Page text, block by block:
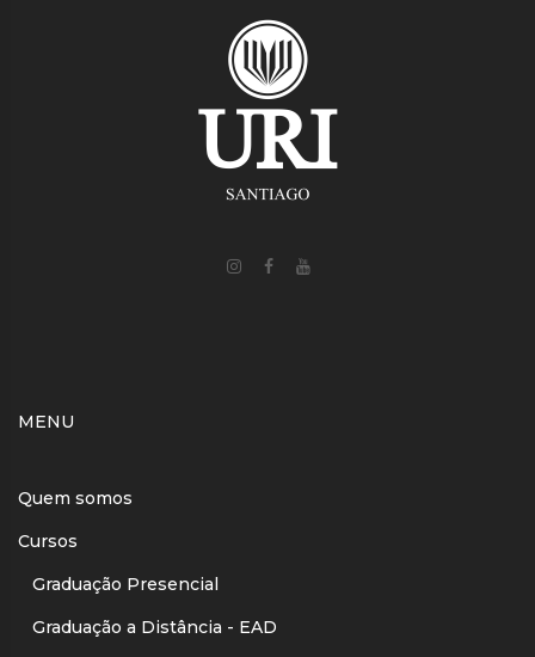
MENU
Quem somos
Cursos
Graduação Presencial
Graduação a Distância - EAD